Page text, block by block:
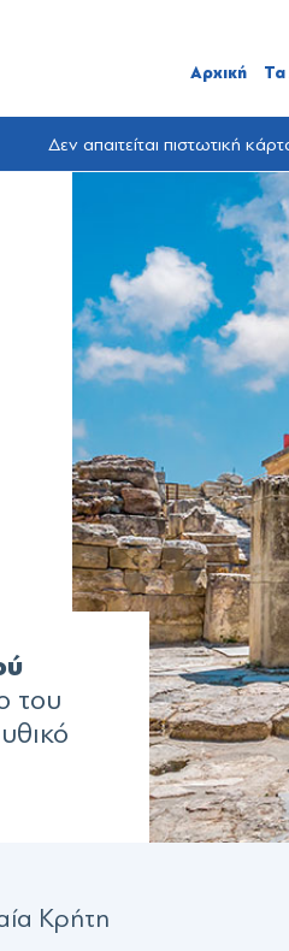
Αρχική Τα
Δεν απαιτείται πιστωτική
του
Κρήτη